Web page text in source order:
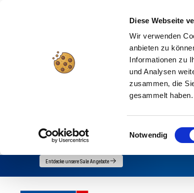
Diese Webseite
Wir verwenden
anbieten zu
Informationen zu
und Analysen
zusammen, die
gesammelt haben.
Notwendig
zum
Entdecke unsere Sale Angebote